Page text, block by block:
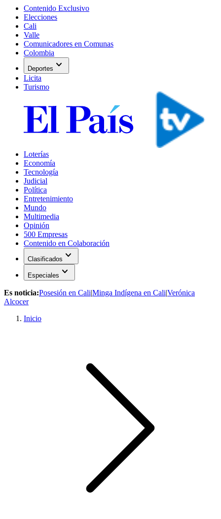
Contenido Exclusivo
Elecciones
Cali
Valle
Comunicadores en Comunas
Colombia
Deportes expand_more
Licita
Turismo
Loterías
Economía
Tecnología
Judicial
Política
Entretenimiento
Mundo
Multimedia
Opinión
500 Empresas
Contenido en Colaboración
Clasificados expand_more
Especiales expand_more
Es noticia:Posesión en Cali|Minga Indígena en Cali|Verónica
Alcocer
Inicio